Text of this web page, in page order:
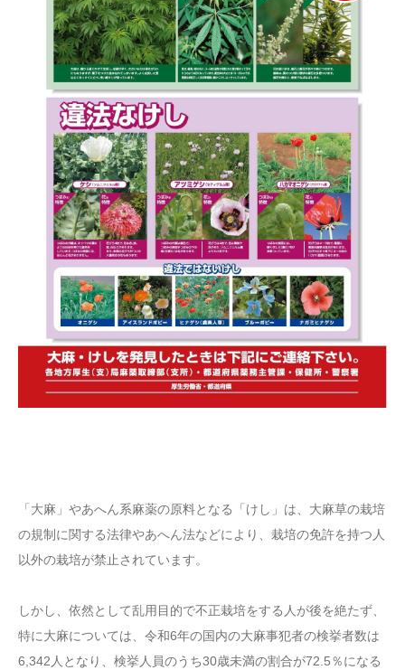
「大麻」やあへん系麻薬の原料となる「けし」は、大麻草の栽培
の規制に関する法律やあへん法などにより、栽培の免許を持つ人
以外の栽培が禁止されています。
しかし、依然として乱用目的で不正栽培をする人が後を絶たず、
特に大麻については、令和6年の国内の大麻事犯者の検挙者数は
6,342人となり、検挙人員のうち30歳未満の割合が72.5％になる